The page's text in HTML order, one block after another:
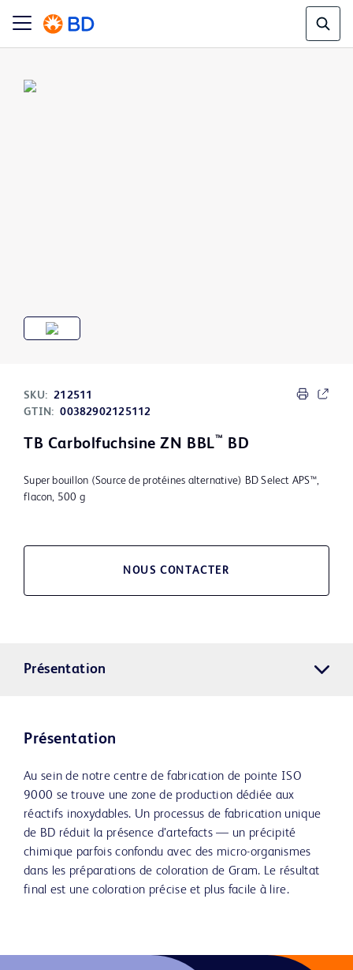
SKU: 212511
GTIN: 00382902125112
TB Carbolfuchsine ZN BBL™ BD
Super bouillon (Source de protéines alternative) BD Select APS™,
flacon, 500 g
NOUS CONTACTER
Présentation
Présentation
Au sein de notre centre de fabrication de pointe ISO
9000 se trouve une zone de production dédiée aux
réactifs inoxydables. Un processus de fabrication unique
de BD réduit la présence d’artefacts — un précipité
chimique parfois confondu avec des micro-organismes
dans les préparations de coloration de Gram. Le résultat
final est une coloration précise et plus facile à lire.